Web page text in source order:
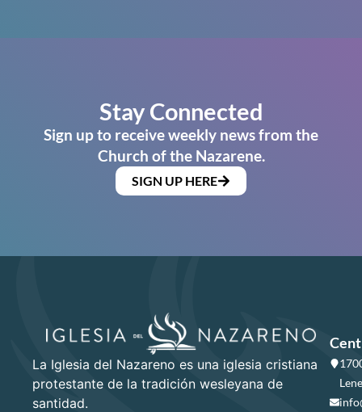
Stay Connected
Sign up to receive weekly news from the
Church of the Nazarene.
SIGN UP HERE
La Iglesia del Nazareno es una iglesia cristiana
protestante de la tradición wesleyana de
santidad.